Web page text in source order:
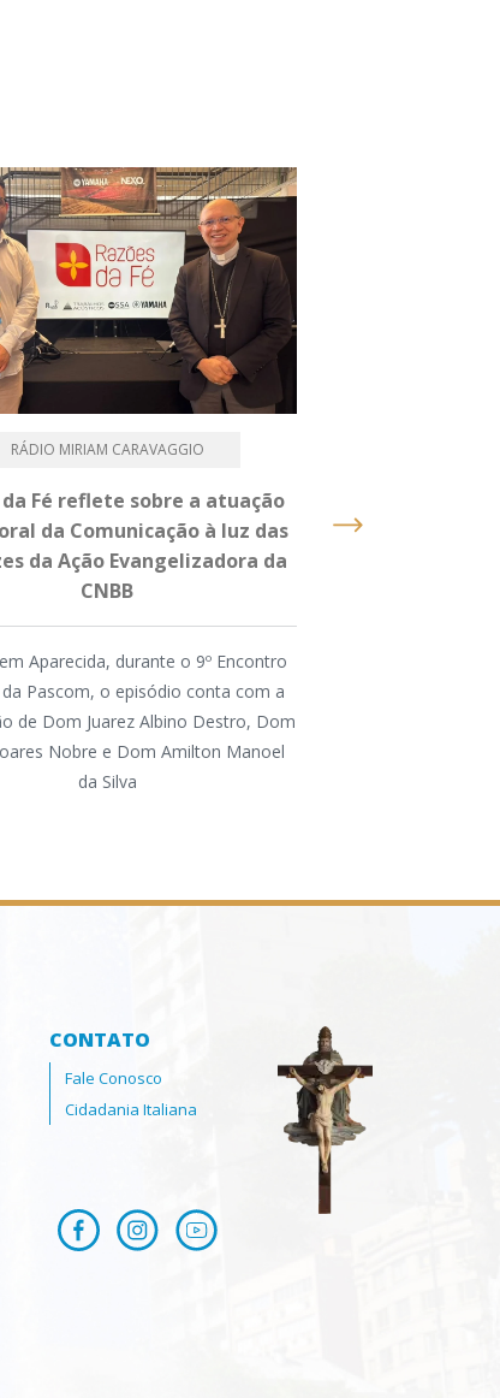
RÁDIO MIRIAM CARAVAGGIO
da Fé reflete sobre a atuação
da Comunicação à luz das
da Ação Evangelizadora da
CNBB
Aparecida, durante o 9º Encontro
Pascom, o episódio conta com a
de Dom Juarez Albino Destro, Dom
Nobre e Dom Amilton Manoel
da Silva
um dia intenso
CONTATO
Fale Conosco
Cidadania Italiana